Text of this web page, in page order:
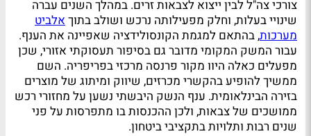
צורכי צה"ל לבין ייצוא לצבאות זרים. במהלך השנים עברה
שינויי בעלות, וחלק מפעילותה נרכש ושולב בתוךאלביט
מערכות, בהתאם למגמת הקונסולידציה שאפיינה את הענף.
עבור המשק המקומי מדובר גם בסיפור תעסוקתי אזורי, שכן
מפעלים כאלה היוו מקור פרנסה מרכזי בפריפריה. השם
ממשיך להופיע בהקשרי מכרזים, שיווק ומיתוג של מוצרים
בזירה הבינלאומית. ענף הנשק היבשתי נשען על מחזורי רכש
ממושכים של צבאות, ולכן ההכנסות בו מתפרסות על פני
שנים רבות ותלויות בתקציבי ביטחון.